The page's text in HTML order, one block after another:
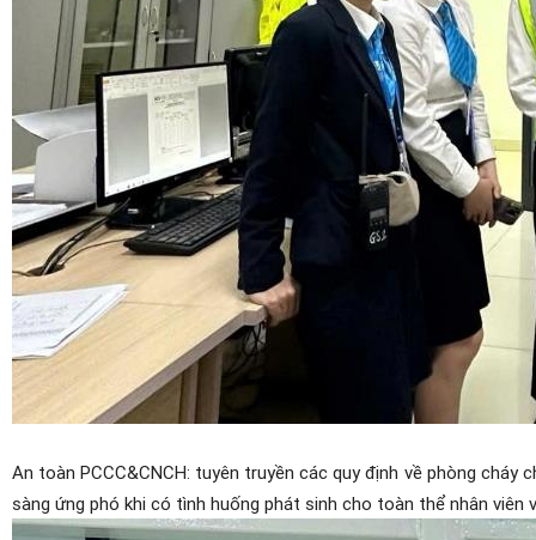
An toàn PCCC&CNCH: tuyên truyền các quy định về phòng
sàng ứng phó khi có tình huống phát sinh cho toàn thể nhân viên